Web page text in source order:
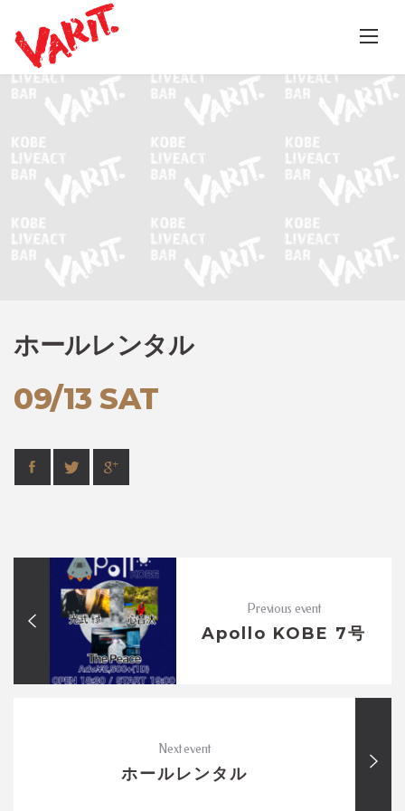
content
ホールレンタル
09/13 SAT
Previous event
Apollo KOBE 7号
Next event
ホールレンタル